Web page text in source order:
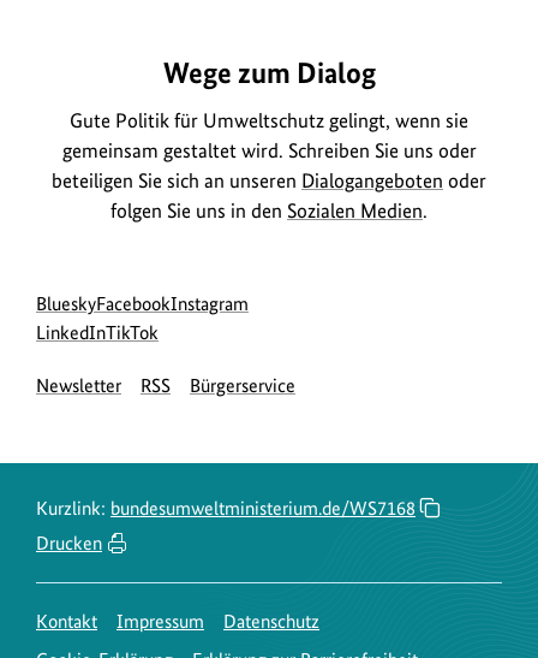
Wege zum Dialog
Gute Politik für Umweltschutz gelingt, wenn sie
gemeinsam gestaltet wird. Schreiben Sie uns oder
beteiligen Sie sich an unseren Dialogangeboten oder
folgen Sie uns in den Sozialen Medien.
Social
Media
Blueskyzur
Bluesky-
des
Facebookzur
des
Instagram
des
LinkedInzur
Seite
zur
Seite
TikTok
Newsletter RSS Bürgerservice
Kurzlink: bundesumweltministerium.de/WS7168
Drucken
Kontakt Impressum
Datenschutz